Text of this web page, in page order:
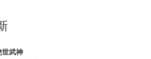
世武神